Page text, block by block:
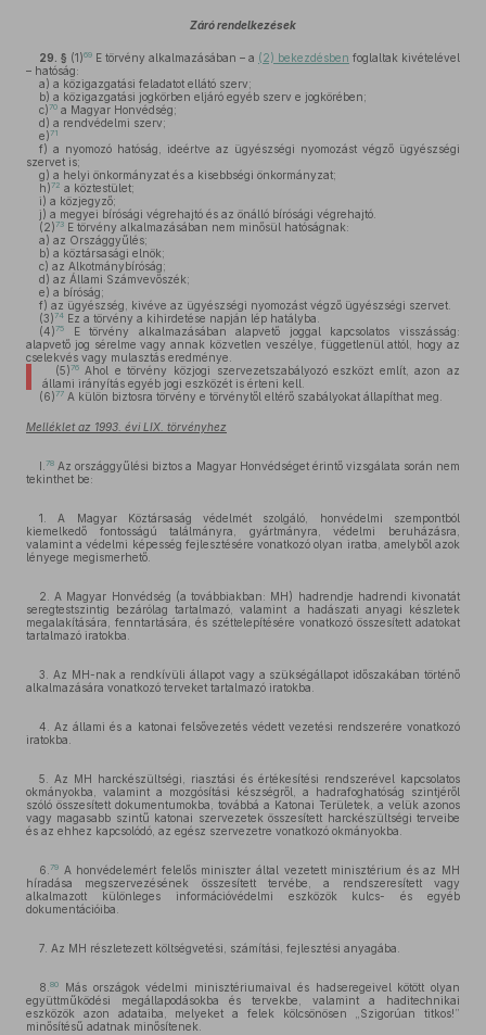
Záró rendelkezések
29. § (1)69 E törvény alkalmazásában – a (2) bekezdésben foglaltak kivételével
– hatóság:
a) a közigazgatási feladatot ellátó szerv;
b) a közigazgatási jogkörben eljáró egyéb szerv e jogkörében;
c)70 a Magyar Honvédség;
d) a rendvédelmi szerv;
e)71
f) a nyomozó hatóság, ideértve az ügyészségi nyomozást végző ügyészségi
szervet is;
g) a helyi önkormányzat és a kisebbségi önkormányzat;
h)72 a köztestület;
i) a közjegyző;
j) a megyei bírósági végrehajtó és az önálló bírósági végrehajtó.
(2)73 E törvény alkalmazásában nem minősül hatóságnak:
a) az Országgyűlés;
b) a köztársasági elnök;
c) az Alkotmánybíróság;
d) az Állami Számvevőszék;
e) a bíróság;
f) az ügyészség, kivéve az ügyészségi nyomozást végző ügyészségi szervet.
(3)74 Ez a törvény a kihirdetése napján lép hatályba.
(4)75
E törvény alkalmazásában alapvető joggal kapcsolatos visszásság:
alapvető jog sérelme vagy annak közvetlen veszélye, függetlenül attól, hogy az
cselekvés vagy mulasztás eredménye.
(5)76Ahol e törvény közjogi szervezetszabályozó eszközt említ, azon az
állami irányítás egyéb jogi eszközét is érteni kell.
(6)77 A külön biztosra törvény e törvénytől eltérő szabályokat állapíthat meg.
Melléklet az 1993. évi LIX. törvényhez
I. 78 Az országgyűlési biztos a Magyar Honvédséget érintő vizsgálata során nem
tekinthet be:
1. A Magyar Köztársaság védelmét szolgáló, honvédelmi szempontból
kiemelkedő fontosságú találmányra, gyártmányra, védelmi beruházásra,
valamint a védelmi képesség fejlesztésére vonatkozó olyan iratba, amelyből azok
lényege megismerhető.
2. A Magyar Honvédség (a továbbiakban: MH) hadrendje hadrendi kivonatát
seregtestszintig bezárólag tartalmazó, valamint a hadászati anyagi készletek
megalakítására, fenntartására, és széttelepítésére vonatkozó összesített adatokat
tartalmazó iratokba.
3. Az MH-nak a rendkívüli állapot vagy a szükségállapot időszakában történő
alkalmazására vonatkozó terveket tartalmazó iratokba.
4. Az állami és a katonai felsővezetés védett vezetési rendszerére vonatkozó
iratokba.
5. Az MH harckészültségi, riasztási és értékesítési rendszerével kapcsolatos
okmányokba, valamint a mozgósítási készségről, a hadrafoghatóság szintjéről
szóló összesített dokumentumokba, továbbá a Katonai Területek, a velük azonos
vagy magasabb szintű katonai szervezetek összesített harckészültségi terveibe
és az ehhez kapcsolódó, az egész szervezetre vonatkozó okmányokba.
6. 79 A honvédelemért felelős miniszter által vezetett minisztérium és az MH
híradása megszervezésének összesített tervébe, a rendszeresített vagy
alkalmazott különleges információvédelmi eszközök kulcs- és egyéb
dokumentációiba.
7. Az MH részletezett költségvetési, számítási, fejlesztési anyagába.
8. 80
Más országok védelmi minisztériumaival és hadseregeivel kötött olyan
együttműködési megállapodásokba és tervekbe, valamint a haditechnikai
eszközök azon adataiba, melyeket a felek kölcsönösen „Szigorúan titkos!”
minősítésű adatnak minősítenek.